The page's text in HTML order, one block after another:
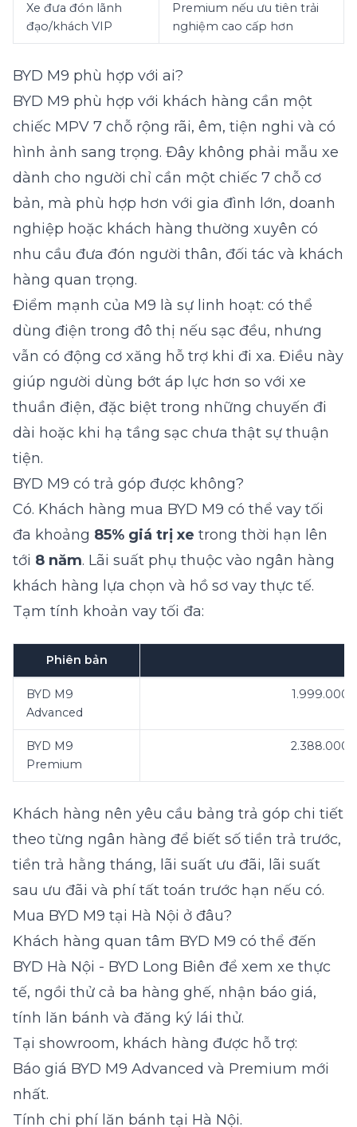
Xe đưa đón lãnh
đạo/khách VIP
Premium nếu ưu tiên trải
nghiệm cao cấp hơn
BYD M9 phù hợp với ai?
BYD M9 phù hợp với khách hàng cần một
chiếc MPV 7 chỗ rộng rãi, êm, tiện nghi và có
hình ảnh sang trọng. Đây không phải mẫu xe
dành cho người chỉ cần một chiếc 7 chỗ cơ
bản, mà phù hợp hơn với gia đình lớn, doanh
nghiệp hoặc khách hàng thường xuyên có
nhu cầu đưa đón người thân, đối tác và khách
hàng quan trọng.
Điểm mạnh của M9 là sự linh hoạt: có thể
dùng điện trong đô thị nếu sạc đều, nhưng
vẫn có động cơ xăng hỗ trợ khi đi xa. Điều này
giúp người dùng bớt áp lực hơn so với xe
thuần điện, đặc biệt trong những chuyến đi
dài hoặc khi hạ tầng sạc chưa thật sự thuận
tiện.
BYD M9 có trả góp được không?
Có. Khách hàng mua BYD M9 có thể vay tối
đa khoảng 85% giá trị xe trong thời hạn lên
tới 8 năm. Lãi suất phụ thuộc vào ngân hàng
khách hàng lựa chọn và hồ sơ vay thực tế.
Tạm tính khoản vay tối đa:
Phiên bản
BYD M9
Advanced
BYD M9
Premium
Khách hàng nên yêu cầu bảng trả góp chi tiết
theo từng ngân hàng để biết số tiền trả trước,
tiền trả hằng tháng, lãi suất ưu đãi, lãi suất
sau ưu đãi và phí tất toán trước hạn nếu có.
Mua BYD M9 tại Hà Nội ở đâu?
Khách hàng quan tâm BYD M9 có thể đến
BYD Hà Nội - BYD Long Biên để xem xe thực
tế, ngồi thử cả ba hàng ghế, nhận báo giá,
tính lăn bánh và đăng ký lái thử.
Tại showroom, khách hàng được hỗ trợ:
Báo giá BYD M9 Advanced và Premium mới
nhất.
Tính chi phí lăn bánh tại Hà Nội.